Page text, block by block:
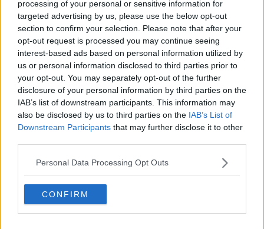
processing of your personal or sensitive information for
targeted advertising by us, please use the below opt-out
section to confirm your selection. Please note that after your
opt-out request is processed you may continue seeing
interest-based ads based on personal information utilized by
us or personal information disclosed to third parties prior to
your opt-out. You may separately opt-out of the further
disclosure of your personal information by third parties on the
IAB’s list of downstream participants. This information may
also be disclosed by us to third parties on the IAB’s List of
Downstream Participants that may further disclose it to other
Personal Data Processing Opt Outs
CONFIRM
20 de rețete de salate de vară fără prelucrare termică
06.08.2026